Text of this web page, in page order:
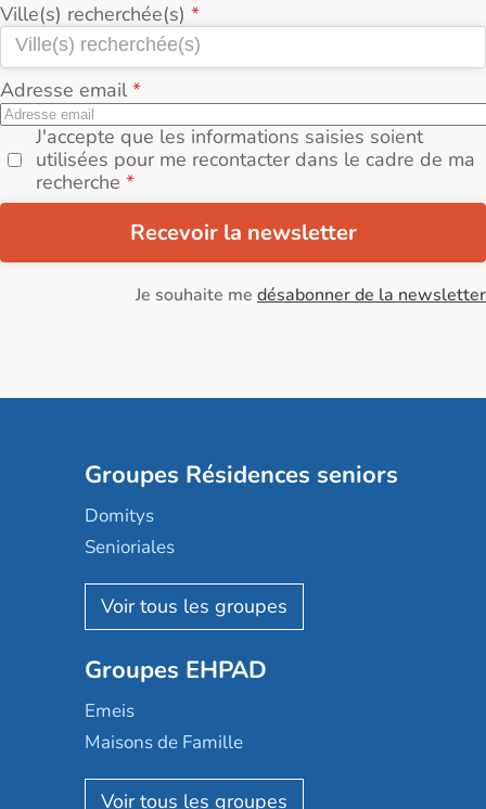
Ville(s) recherchée(s)
Adresse email
J'accepte que les informations saisies soient
utilisées pour me recontacter dans le cadre de ma
recherche
Recevoir la newsletter
Je souhaite me désabonner de la newsletter
Groupes Résidences seniors
Domitys
Senioriales
Nohée
Les Résidentiels
Mobicap
Domusvi
Happy Senior
Aquarelia
Groupes EHPAD
Emeis
Maisons de Famille
Korian